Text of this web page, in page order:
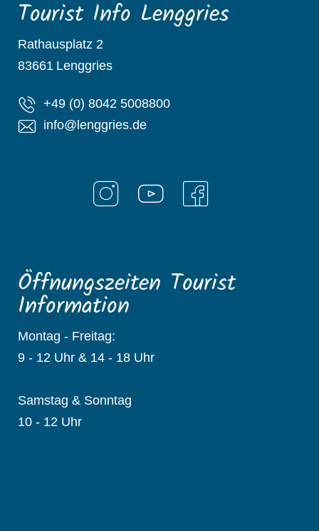
Tourist Info Lenggries
Rathausplatz 2
83661 Lenggries
+49 (0) 8042 5008800
info@lenggries.de
Öffnungszeiten Tourist
Information
Montag - Freitag:
9 - 12 Uhr & 14 - 18 Uhr
Samstag & Sonntag
10 - 12 Uhr